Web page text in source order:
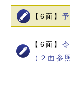
【6面】
【6面】
（２面参